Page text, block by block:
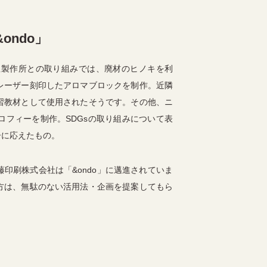
」
作所との取り組みでは、廃材のヒノキを利
ザー刻印したアロマブロックを制作。近隣
材として使用されたそうです。その他、ニ
フィーを制作。SDGsの取り組みについて表
応えたもの。
刷株式会社は「&ondo」に邁進されていま
、無駄のない活用法・企画を提案してもら